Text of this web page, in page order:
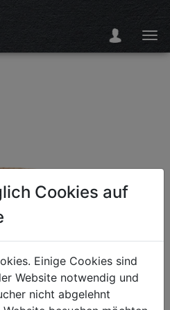
Cookies auf
Einige Cookies sind
Website notwendig und
nicht abgelehnt